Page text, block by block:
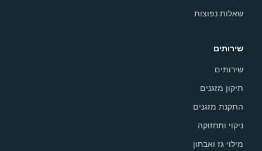
שאלות נפוצות
שירותים
שירותים
תיקון מזגנים
התקנת מזגנים
ניקוי ותחזוקה
מילוי גז ואבחון